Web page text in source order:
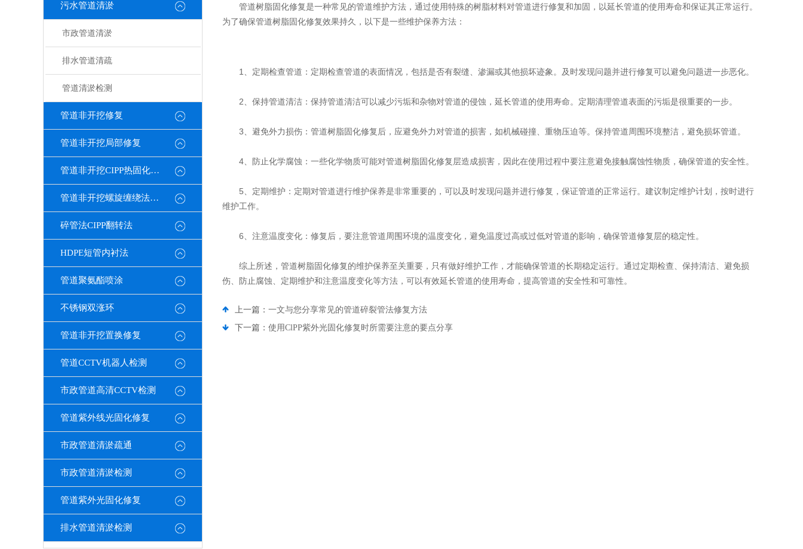
污水管道清淤
市政管道清淤
排水管道清疏
管道清淤检测
管道非开挖修复
管道非开挖局部修复
管道非开挖CIPP热固化修复
管道非开挖螺旋缠绕法修复
碎管法CIPP翻转法
HDPE短管内衬法
管道聚氨酯喷涂
不锈钢双涨环
管道非开挖置换修复
管道CCTV机器人检测
市政管道高清CCTV检测
管道紫外线光固化修复
市政管道清淤疏通
市政管道清淤检测
管道紫外光固化修复
排水管道清淤检测
管道树脂固化修复是一种常见的管道维护方法，通过使用特殊的树脂材料对管道进行修复和加固，以延长管道的使用寿命和保证其正常运行。
为了确保管道树脂固化修复效果持久，以下是一些维护保养方法：
1、定期检查管道：定期检查管道的表面情况，包括是否有裂缝、渗漏或其他损坏迹象。及时发现问题并进行修复可以避免问题进一步恶化。
2、保持管道清洁：保持管道清洁可以减少污垢和杂物对管道的侵蚀，延长管道的使用寿命。定期清理管道表面的污垢是很重要的一步。
3、避免外力损伤：管道树脂固化修复后，应避免外力对管道的损害，如机械碰撞、重物压迫等。保持管道周围环境整洁，避免损坏管道。
4、防止化学腐蚀：一些化学物质可能对管道树脂固化修复层造成损害，因此在使用过程中要注意避免接触腐蚀性物质，确保管道的安全性。
5、定期维护：定期对管道进行维护保养是非常重要的，可以及时发现问题并进行修复，保证管道的正常运行。建议制定维护计划，按时进行
维护工作。
6、注意温度变化：修复后，要注意管道周围环境的温度变化，避免温度过高或过低对管道的影响，确保管道修复层的稳定性。
综上所述，管道树脂固化修复的维护保养至关重要，只有做好维护工作，才能确保管道的长期稳定运行。通过定期检查、保持清洁、避免损
伤、防止腐蚀、定期维护和注意温度变化等方法，可以有效延长管道的使用寿命，提高管道的安全性和可靠性。
上一篇： 一文与您分享常见的管道碎裂管法修复方法
下一篇： 使用ClPP紫外光固化修复时所需要注意的要点分享